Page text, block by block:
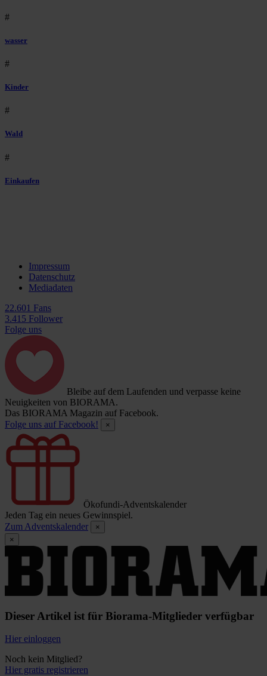
#
wasser
#
Kinder
#
Wald
#
Einkaufen
Impressum
Datenschutz
Mediadaten
22.601 Fans
3.415 Follower
Folge uns
Bleibe auf dem Laufenden und verpasse keine
Neuigkeiten von BIORAMA.
Das BIORAMA Magazin auf Facebook.
Folge uns auf Facebook!
×
Ökofundi-Adventskalender
Jeden Tag ein neues Gewinnspiel.
Zum Adventskalender
×
×
Dieser Artikel ist für Biorama-Mitglieder verfügbar
Hier einloggen
Noch kein Mitglied?
Hier gratis registrieren